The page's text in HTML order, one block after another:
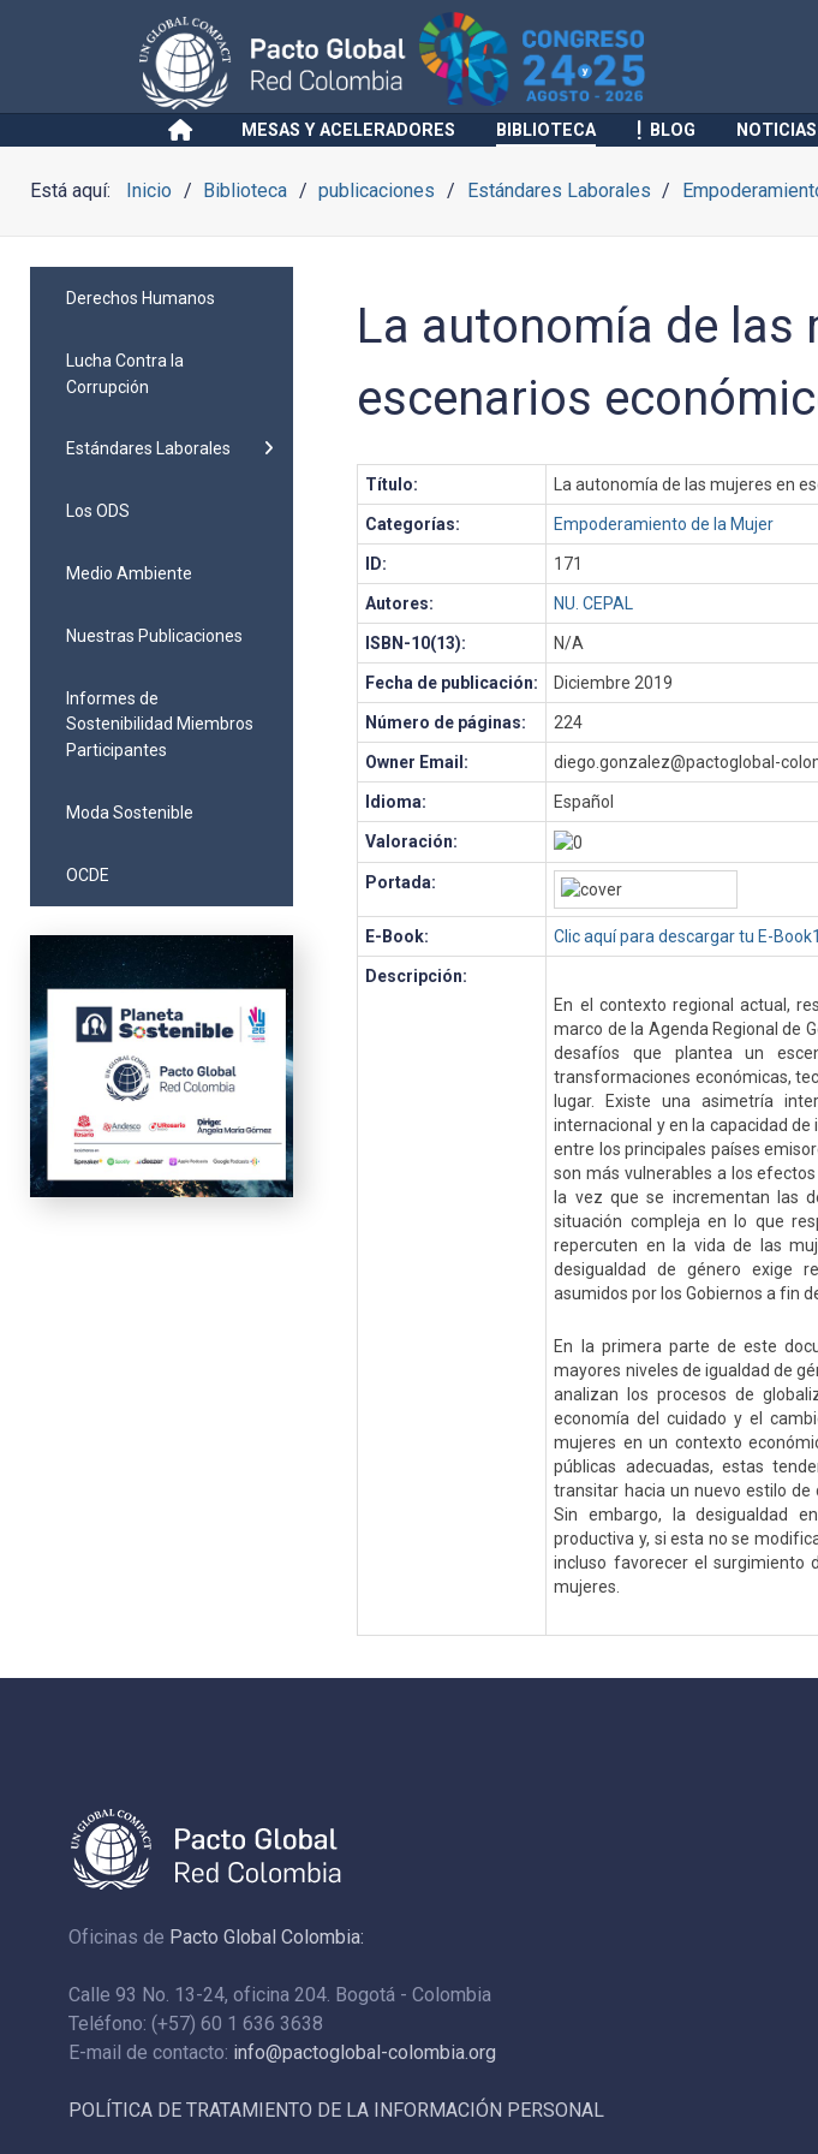
MESAS Y ACELERADORES BIBLIOTECA BLOG NOTICIAS
Está aquí: Inicio Biblioteca publicaciones Estándares Laborales
Derechos Humanos
Lucha Contra la
Corrupción
Estándares Laborales
Los ODS
Medio Ambiente
Nuestras Publicaciones
Informes de
Sostenibilidad Miembros
Participantes
Moda Sostenible
OCDE
La autonomía de las
escenarios
Título: La autonomía de las mujeres en
Categorías: Empoderamiento de la Mujer
ID: 171
Autores: NU. CEPAL
ISBN-10(13): N/A
Fecha de publicación: Diciembre 2019
Número de páginas: 224
Owner Email: diego.gonzalez@pactoglobal-
Idioma: Español
Valoración:
Portada:
E-Book: Clic aquí para descargar tu E-
Descripción:
En el contexto regional actual,
marco de la Agenda Regional de
desafíos que plantea un
transformaciones económicas,
lugar. Existe una asimetría
internacional y en la capacidad
entre los principales países
son más vulnerables a los
la vez que se incrementan las
situación compleja en lo que
repercuten en la vida de las
desigualdad de género exige
asumidos por los Gobiernos a fin
En la primera parte de este
mayores niveles de igualdad de
analizan los procesos de
economía del cuidado y el
mujeres en un contexto
públicas adecuadas, estas
transitar hacia un nuevo estilo de
Sin embargo, la desigualdad
productiva y, si esta no se
incluso favorecer el surgimiento
mujeres.
Oficinas de Pacto Global Colombia:
Calle 93 No. 13-24, oficina 204. Bogotá - Colombia
Teléfono: (+57) 60 1 636 3638
E-mail de contacto: info@pactoglobal-colombia.org
POLÍTICA DE TRATAMIENTO DE LA INFORMACIÓN PERSONAL